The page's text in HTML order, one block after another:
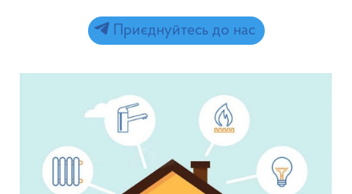
Приєднуйтесь до нас